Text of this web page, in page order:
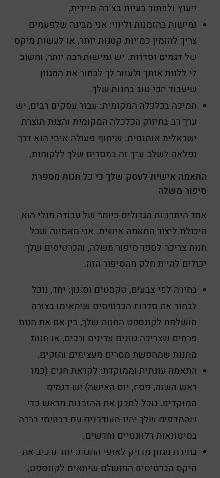
ייעוץ ולפתור בעיות בצורה מיידית.
גמישות בהזמנות וליווי: אני מבינה שלפעמים
צריך להזמין כמויות קטנות יותר, או לעשות מיקס
של דגמים וסדרות. יש גמישות רבה יותר, וחשוב
לי ללוות אותך ולעזור לך לבחור את המגוון
שיעבוד הכי טוב בחנות שלך.
תמיכה בכלכלה המקומית: עבור עסקים רבים, יש
ערך רב בחיזוק הכלכלה המקומית והצגת תוצרת
ישראלית אותנטית. שיתוף פעולה איתי הוא דרך
נפלאה לשלב ערך זה במסרים שלך ללקוחות.
התאמה אישית לעסק שלך כי כל חנות מספרת
סיפור משלה
אחד היתרונות הגדולים ביותר של עבודה מולי הוא
היכולת ליצור התאמה אישית. אני מאמינה שכל
חנות צריכה לספר סיפור משלה, והכרטיסים שלך
יכולים להיות חלק מהסיפור הזה.
בחירה לפי צבעים, טקסטים וסגנון: יחד, נוכל
לבחור את סדרות הכרטיסים שיתאימו בצורה
מושלמת לקונספט החנות שלך, בין אם את חנות
פרחים שצריכה גוונים עדינים ורכים, או חנות
מתנות שמחפשת מסרים מעצימים וחזקים.
התאמה עונתית וממוקדת: לקראת חגים (כמו
ראש השנה, פסח, יום האישה) יש דגמים
ממוקדים. נוכל לתכנן את ההזמנות מראש כדי
שהמדפים שלך יהיו מעודכנים עם כרטיסי ברכה
בסיטונאות רלוונטיים וחדשים.
בחירת מגוון מדויק לאופי החנות: יחד נרכיב את
מיקס הכרטיסים המושלם שיתאים לקונספט,